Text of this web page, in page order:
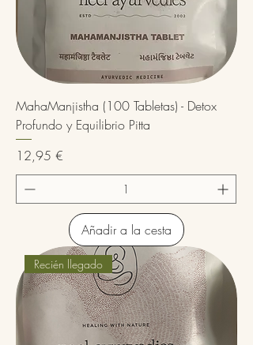
MahaManjistha (100 Tabletas) - Detox
Profundo y Equilibrio Pitta
Precio
12,95 €
Añadir a la cesta
Recién llegado